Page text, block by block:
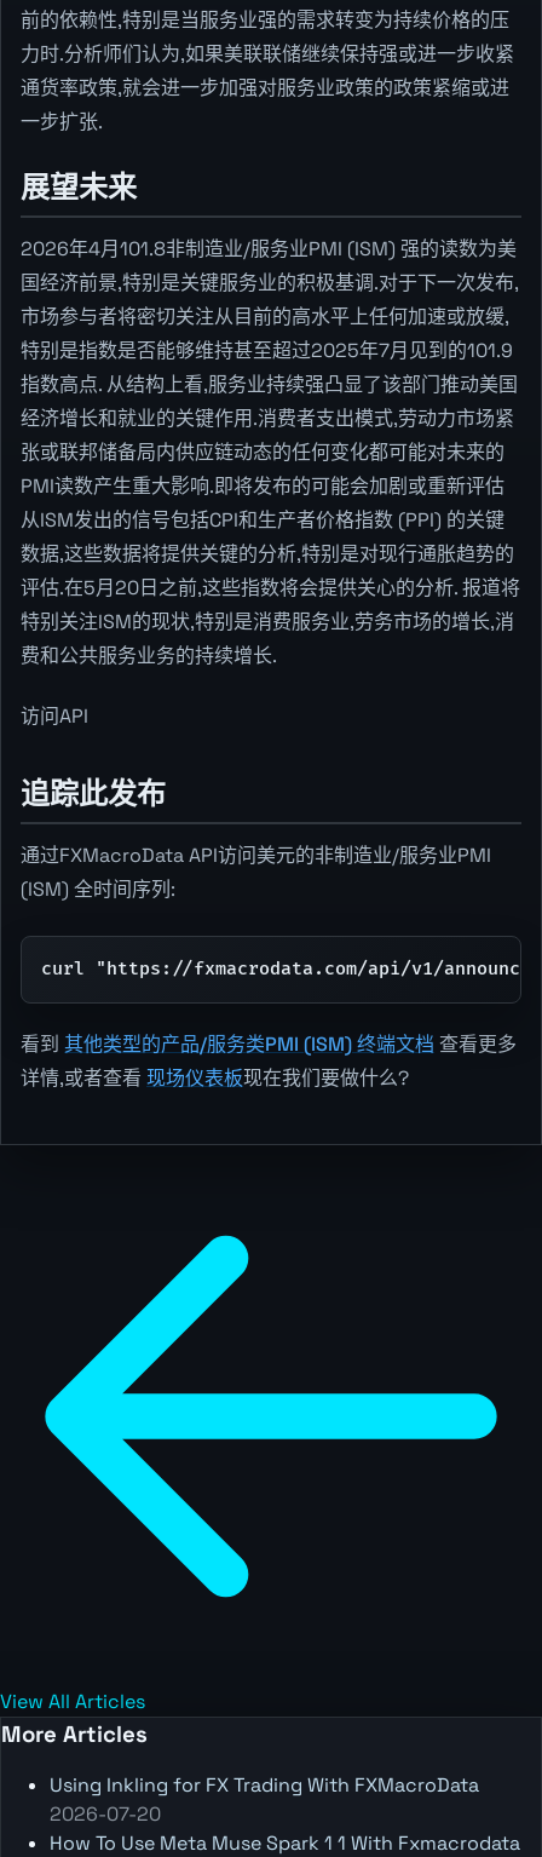
前的依赖性,特别是当服务业强的需求转变为持续价格的压
力时.分析师们认为,如果美联联储继续保持强或进一步收紧
通货率政策,就会进一步加强对服务业政策的政策紧缩或进
一步扩张.
展望未来
2026年4月101.8非制造业/服务业PMI (ISM) 强的读数为美
国经济前景,特别是关键服务业的积极基调.对于下一次发布,
市场参与者将密切关注从目前的高水平上任何加速或放缓,
特别是指数是否能够维持甚至超过2025年7月见到的101.9
指数高点. 从结构上看,服务业持续强凸显了该部门推动美国
经济增长和就业的关键作用.消费者支出模式,劳动力市场紧
张或联邦储备局内供应链动态的任何变化都可能对未来的
PMI读数产生重大影响.即将发布的可能会加剧或重新评估
从ISM发出的信号包括CPI和生产者价格指数 (PPI) 的关键
数据,这些数据将提供关键的分析,特别是对现行通胀趋势的
评估.在5月20日之前,这些指数将会提供关心的分析. 报道将
特别关注ISM的现状,特别是消费服务业,劳务市场的增长,消
费和公共服务业务的持续增长.
访问API
追踪此发布
通过FXMacroData API访问美元的非制造业/服务业PMI
(ISM) 全时间序列:
curl "https://fxmacrodata.com/api/v1/
看到 其他类型的产品/服务类PMI (ISM) 终端文档 查看更多
详情,或者查看 现场仪表板现在我们要做什么?
View All Articles
More Articles
Using Inkling for FX Trading With FXMacroData
2026-07-20
How To Use Meta Muse Spark 1 1 With Fxmacrodata